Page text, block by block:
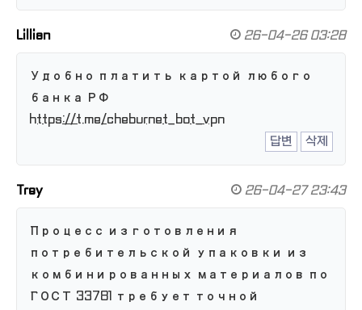
Lillian 26-04-26 03:28
Удобно платить картой любого
банка РФ
https://t.me/cheburnet_bot_vpn
답변
삭제
Trey 26-04-27 23:43
Процесс изготовления
потребительской упаковки из
комбинированных материалов по
ГОСТ 33781 требует точной